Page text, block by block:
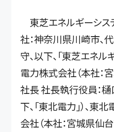
東芝エネルギーシス
社：神奈川県川崎市、
守、以下、「東芝エネル
電力株式会社（本社：
社長 社長執行役員：樋
下、「東北電力」）、東
会社（本社：宮城県仙